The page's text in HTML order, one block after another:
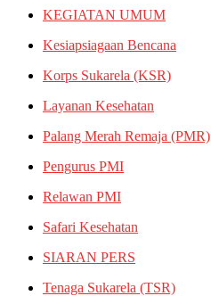
KEGIATAN UMUM
Kesiapsiagaan Bencana
Korps Sukarela (KSR)
Layanan Kesehatan
Palang Merah Remaja (PMR)
Pengurus PMI
Relawan PMI
Safari Kesehatan
SIARAN PERS
Tenaga Sukarela (TSR)